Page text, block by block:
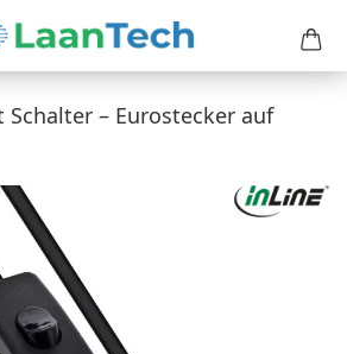
Schalter – Eurostecker auf